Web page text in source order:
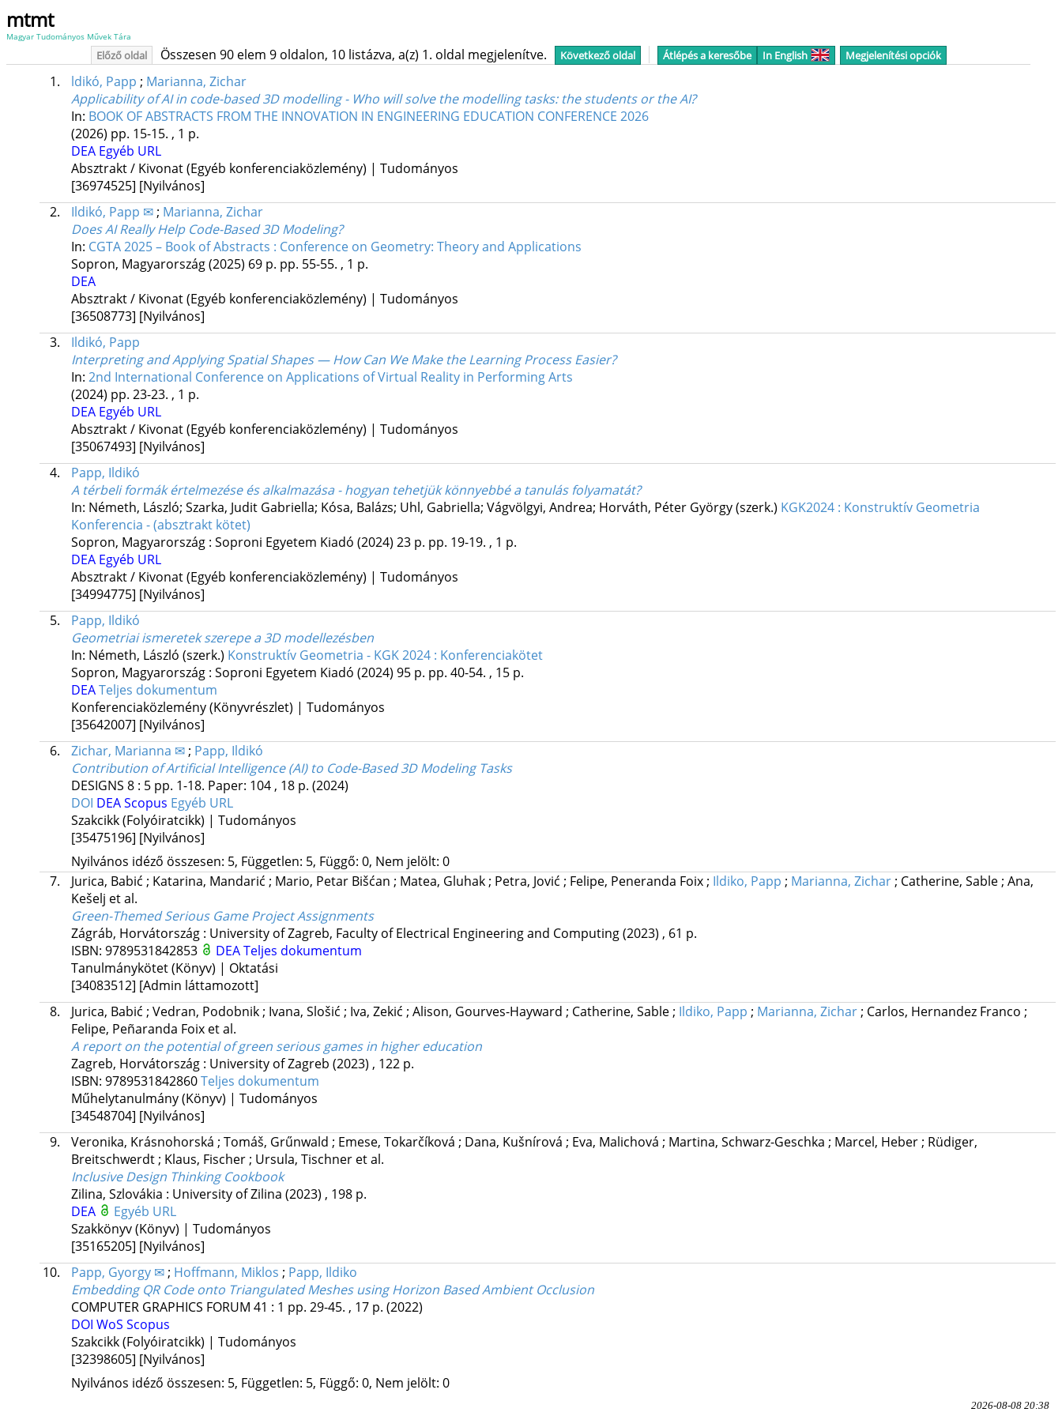
mtmt
Magyar Tudományos Művek Tára
Előző oldal Összesen 90 elem 9 oldalon, 10 listázva, a(z) 1. oldal megjelenítve. Következő oldal Átlépés a keresőbe In English Megjelenítési opciók
1. ldikó, Papp ; Marianna, Zichar
Applicability of AI in code-based 3D modelling - Who will solve the modelling tasks: the students or the AI?
In: BOOK OF ABSTRACTS FROM THE INNOVATION IN ENGINEERING EDUCATION CONFERENCE 2026
(2026) pp. 15-15. , 1 p.
DEA Egyéb URL
Absztrakt / Kivonat (Egyéb konferenciaközlemény) | Tudományos
[36974525] [Nyilvános]
2.
Ildikó, Papp ✉; Marianna, Zichar
Does AI Really Help Code-Based 3D Modeling?
In: CGTA 2025 – Book of Abstracts : Conference on Geometry: Theory and Applications
Sopron, Magyarország(2025) 69 p. pp. 55-55. , 1 p.
DEA
Absztrakt / Kivonat (Egyéb konferenciaközlemény) | Tudományos
[36508773] [Nyilvános]
3.
Ildikó, Papp
Interpreting and Applying Spatial Shapes — How Can We Make the Learning Process Easier?
In: 2nd International Conference on Applications of Virtual Reality in Performing Arts
(2024) pp. 23-23. , 1 p.
DEA Egyéb URL
Absztrakt / Kivonat (Egyéb konferenciaközlemény) | Tudományos
[35067493] [Nyilvános]
4.
Papp, Ildikó
A térbeli formák értelmezése és alkalmazása - hogyan tehetjük könnyebbé a tanulás folyamatát?
In: Németh, László; Szarka, Judit Gabriella; Kósa, Balázs; Uhl, Gabriella; Vágvölgyi, Andrea; Horváth, Péter György (szerk.) KGK2024 : Konstruktív Geometria
Konferencia - (absztrakt kötet)
Sopron, Magyarország : Soproni Egyetem Kiadó (2024) 23 p. pp. 19-19. , 1 p.
DEA Egyéb URL
Absztrakt / Kivonat (Egyéb konferenciaközlemény) | Tudományos
[34994775] [Nyilvános]
5.
Papp, Ildikó
Geometriai ismeretek szerepe a 3D modellezésben
In: Németh, László (szerk.) Konstruktív Geometria - KGK 2024 : Konferenciakötet
Sopron, Magyarország : Soproni Egyetem Kiadó (2024) 95 p. pp. 40-54. , 15 p.
DEATeljes dokumentum
Konferenciaközlemény (Könyvrészlet) | Tudományos
[35642007] [Nyilvános]
6.
Zichar, Marianna ✉; Papp, Ildikó
Contribution of Artificial Intelligence (AI) to Code-Based 3D Modeling Tasks
DESIGNS 8: 5 pp. 1-18. Paper: 104 , 18 p. (2024)
DOI DEAScopus Egyéb URL
Szakcikk (Folyóiratcikk) | Tudományos
[35475196] [Nyilvános]
Nyilvános idéző összesen: 5, Független: 5, Függő: 0, Nem jelölt: 0
7.
Jurica, Babić ; Katarina, Mandarić ; Mario, Petar Bišćan ; Matea, Gluhak; Petra, Jović ; Felipe, Peneranda Foix; Ildiko, Papp ; Marianna, Zichar; Catherine, Sable; Ana,
Kešelj et al.
Green-Themed Serious Game Project Assignments
Zágráb, Horvátország : University of Zagreb, Faculty of Electrical Engineering and Computing(2023) , 61 p.
ISBN: 9789531842853 DEATeljes dokumentum
Tanulmánykötet (Könyv) | Oktatási
[34083512] [Admin láttamozott]
8.
Jurica, Babić ; Vedran, Podobnik; Ivana, Slošić ; Iva, Zekić ; Alison, Gourves-Hayward ; Catherine, Sable; Ildiko, Papp ; Marianna, Zichar; Carlos, Hernandez Franco ;
Felipe, Peñaranda Foix et al.
A report on the potential of green serious games in higher education
Zagreb, Horvátország : University of Zagreb (2023) , 122 p.
ISBN: 9789531842860Teljes dokumentum
Műhelytanulmány (Könyv) | Tudományos
[34548704] [Nyilvános]
9.
Veronika, Krásnohorská ; Tomáš, Grűnwald ; Emese, Tokarčíková ; Dana, Kušnírová ; Eva, Malichová ; Martina, Schwarz-Geschka ; Marcel, Heber; Rüdiger,
Breitschwerdt; Klaus, Fischer; Ursula, Tischner et al.
Inclusive Design Thinking Cookbook
Zilina, Szlovákia : University of Zilina (2023) , 198 p.
DEA
Egyéb URL
Szakkönyv (Könyv) | Tudományos
[35165205] [Nyilvános]
10.
Papp, Gyorgy ✉; Hoffmann, Miklos ; Papp, Ildiko
Embedding QR Code onto Triangulated Meshes using Horizon Based Ambient Occlusion
COMPUTER GRAPHICS FORUM 41 : 1 pp. 29-45. , 17 p. (2022)
DOI WoS Scopus
Szakcikk (Folyóiratcikk) | Tudományos
[32398605] [Nyilvános]
Nyilvános idéző összesen: 5, Független: 5, Függő: 0, Nem jelölt: 0
2026-08-08 20:38